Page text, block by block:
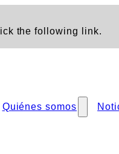
the following link.
Quiénes somos